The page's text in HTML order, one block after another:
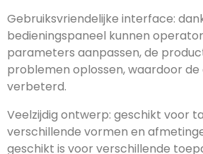
Gebruiksvriendelijke interface:
bedieningspaneel kunnen
parameters aanpassen, de
problemen oplossen, waardoor
verbeterd.
Veelzijdig ontwerp: geschikt voor
verschillende vormen en
geschikt is voor verschillende